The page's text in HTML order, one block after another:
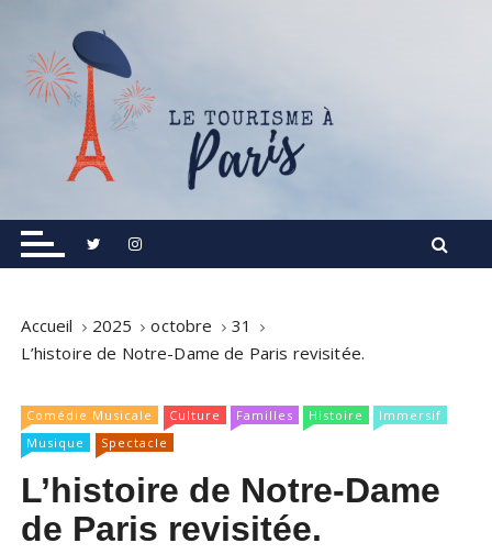
Le Tourisme à Paris
Informations touristiques, visites, excursions.
Accueil 2025 octobre
31
L’histoire de Notre-Dame de Paris revisitée.
Comédie Musicale Culture Familles Histoire
Immersif
Musique
Spectacle
L’histoire de Notre-Dame
de Paris revisitée.